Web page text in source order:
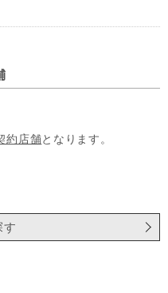
約店舗となります。
す